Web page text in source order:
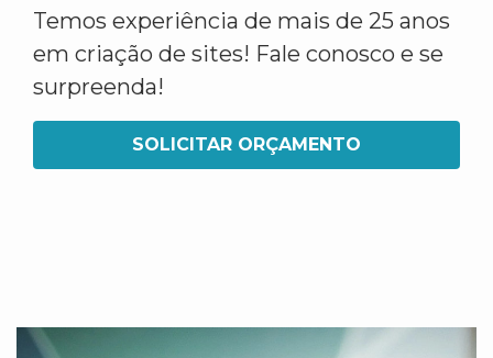
Temos experiência de mais de 25 anos
em criação de sites! Fale conosco e se
surpreenda!
SOLICITAR ORÇAMENTO